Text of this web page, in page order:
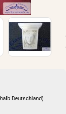
Deutschland)